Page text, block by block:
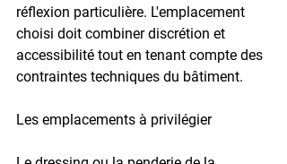
réflexion particulière. L'emplacement
choisi doit combiner discrétion et
accessibilité tout en tenant compte des
contraintes techniques du bâtiment.
Les emplacements à privilégier